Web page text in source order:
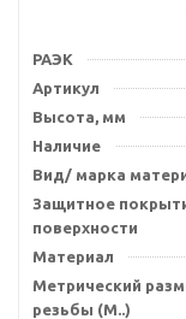
РАЭК
Артикул
Высота, мм
Наличие
Вид/ марка
Защитное
поверхности
Материал
Метрический
резьбы (М..)